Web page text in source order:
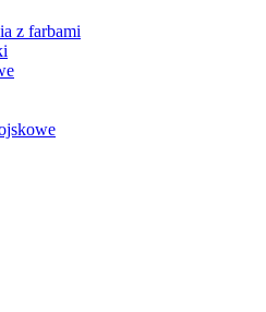
z farbami